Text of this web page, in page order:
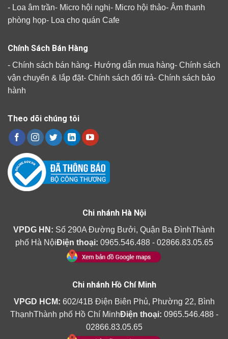
- Loa âm trần- Micro hội nghị- Micro hội thảo- Âm thanh
phòng họp- Loa cho quán Cafe
Chính Sách Bán Hàng
- Chính sách bán hàng- Hướng dẫn mua hàng- Chính sách
vận chuyển & lắp đặt- Chính sách đổi trả- Chính sách bảo
hành
Theo dõi chúng tôi
Chi nhánh Hà Nội
VPDG HN: Số 290A Đường Bưởi, Quận Ba ĐìnhThành
phố Hà NộiĐiện thoại: 0965.546.488 - 02866.83.05.65
Chi nhánh Hồ Chí Minh
VPGD HCM: 602/41B Điện Biên Phủ, Phường 22, Bình
ThạnhThành phố Hồ Chí MinhĐiện thoại: 0965.546.488 -
02866.83.05.65